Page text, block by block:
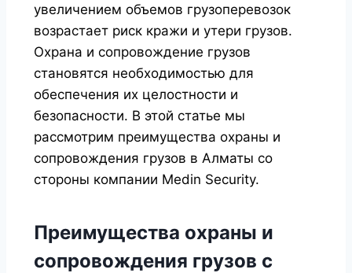
увеличением объемов грузоперевозок
возрастает риск кражи и утери грузов.
Охрана и сопровождение грузов
становятся необходимостью для
обеспечения их целостности и
безопасности. В этой статье мы
рассмотрим преимущества охраны и
сопровождения грузов в Алматы со
стороны компании Medin Security.
Преимущества охраны и
сопровождения грузов с